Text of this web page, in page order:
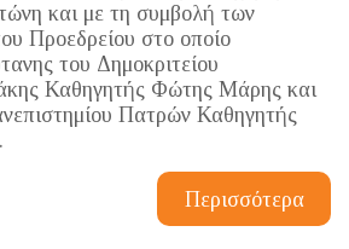
και με τη συμβολή των
Προεδρείου στο οποίο
του Δημοκριτείου
Καθηγητής Φώτης Μάρης και
Πατρών Καθηγητής
Περισσότερα